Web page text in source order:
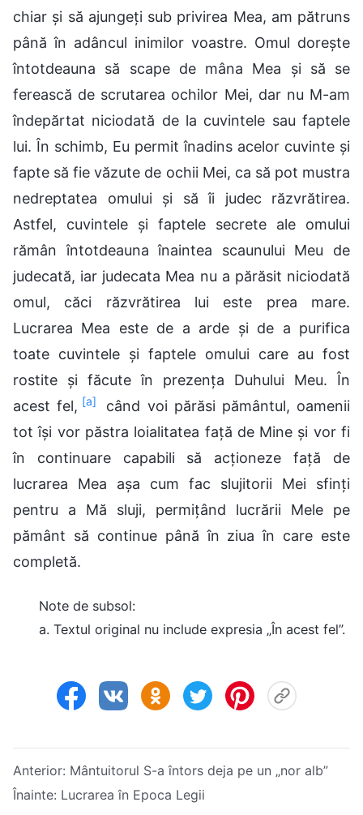
chiar și să ajungeți sub privirea Mea, am pătruns
până în adâncul inimilor voastre. Omul dorește
întotdeauna să scape de mâna Mea și să se
ferească de scrutarea ochilor Mei, dar nu M-am
îndepărtat niciodată de la cuvintele sau faptele
lui. În schimb, Eu permit înadins acelor cuvinte și
fapte să fie văzute de ochii Mei, ca să pot mustra
nedreptatea omului și să îi judec răzvrătirea.
Astfel, cuvintele și faptele secrete ale omului
rămân întotdeauna înaintea scaunului Meu de
judecată, iar judecata Mea nu a părăsit niciodată
omul, căci răzvrătirea lui este prea mare.
Lucrarea Mea este de a arde și de a purifica
toate cuvintele și faptele omului care au fost
rostite și făcute în prezența Duhului Meu. În
acest fel, [a]
când voi părăsi pământul, oamenii
tot își vor păstra loialitatea față de Mine și vor fi
în continuare capabili să acționeze față de
lucrarea Mea așa cum fac slujitorii Mei sfinți
pentru a Mă sluji, permițând lucrării Mele pe
pământ să continue până în ziua în care este
completă.
Note de subsol:
a. Textul original nu include expresia „În acest fel”.
Anterior: Mântuitorul S-a întors deja pe un „nor alb”
Înainte: Lucrarea în Epoca Legii